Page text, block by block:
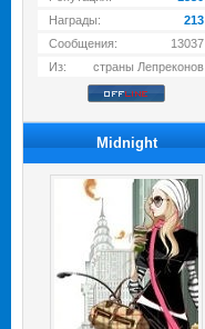
Награды:
213
Сообщения:
13037
Из:
страны Лепреконов
Midnight